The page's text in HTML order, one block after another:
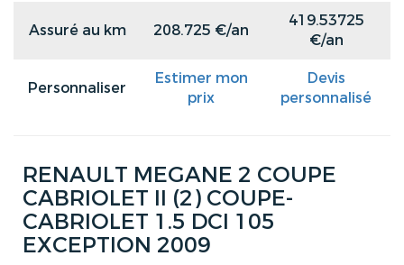
Assuré au km 208.725 €/an
419.53725
€/an
Personnaliser
Estimer mon
prix
Devis
personnalisé
RENAULT MEGANE 2 COUPE
CABRIOLET II (2) COUPE-
CABRIOLET 1.5 DCI 105
EXCEPTION 2009